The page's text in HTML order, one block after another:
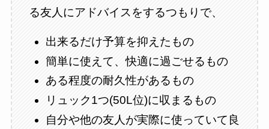
る友人にアドバイスをするつもりで、
出来るだけ予算を抑えたもの
簡単に使えて、快適に過ごせるもの
ある程度の耐久性があるもの
リュック1つ(50L位)に収まるもの
自分や他の友人が実際に使っていて良